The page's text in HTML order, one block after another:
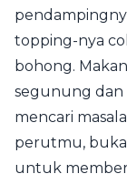
topping-nya
bohong.
segunung dan
mencari
perutmu,
untuk